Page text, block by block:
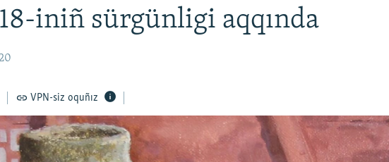
iniñ sürgünligi aqqında
VPN-siz oquñız